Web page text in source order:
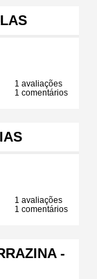
1 avaliações
1 comentários
1 avaliações
1 comentários
-